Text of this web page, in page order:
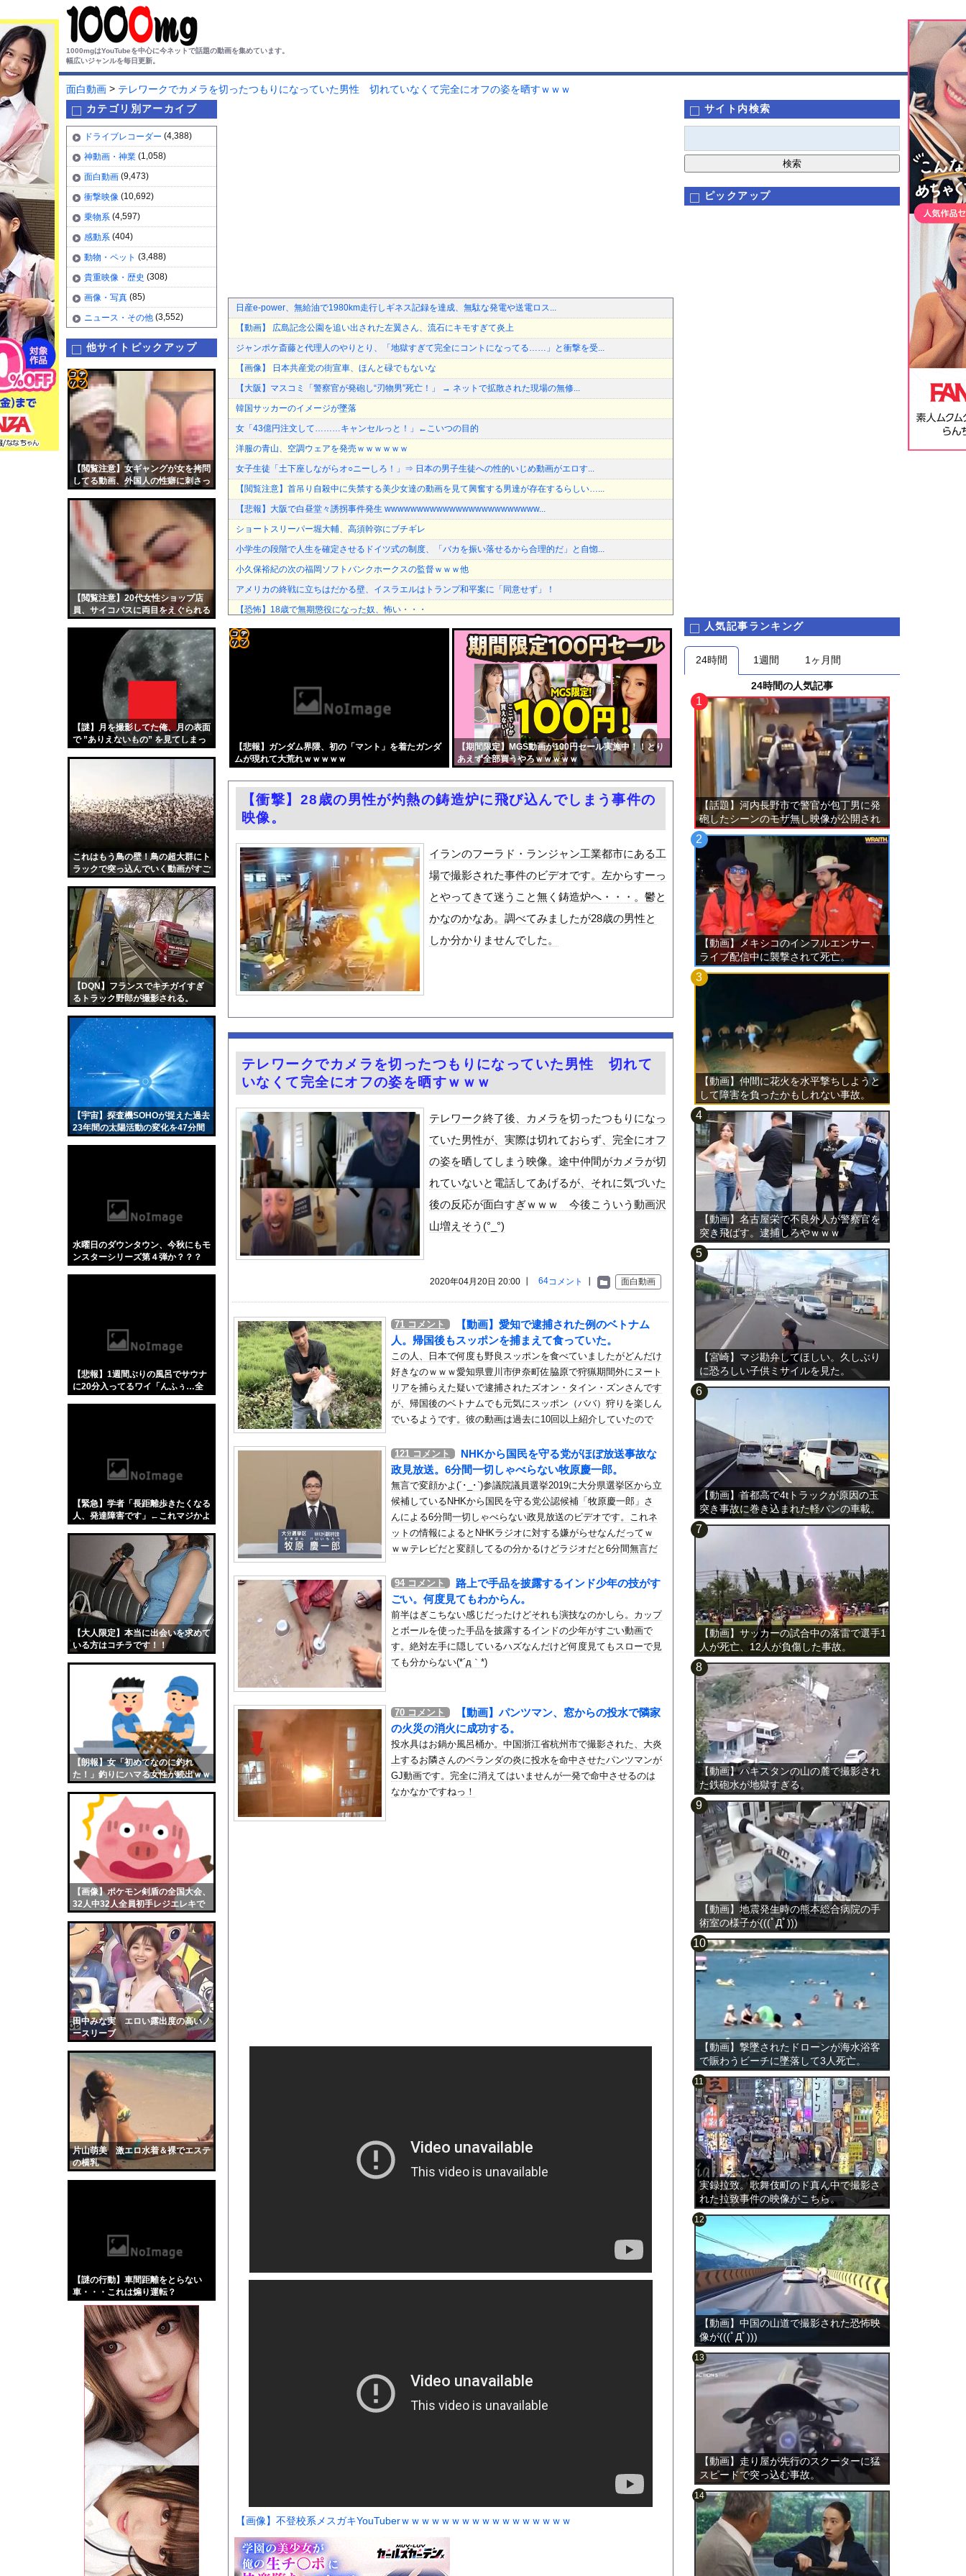
1000mgはYouTubeを中心に今ネットで話題の動画を集めています。
幅広いジャンルを毎日更新。
面白動画 > テレワークでカメラを切ったつもりになっていた男性 切れていなくて完全にオフの姿を晒すｗｗｗ
カテゴリ別アーカイブ
ドライブレコーダー (4,388)
神動画・神業 (1,058)
面白動画 (9,473)
衝撃映像 (10,692)
乗物系 (4,597)
感動系 (404)
動物・ペット (3,488)
貴重映像・歴史 (308)
画像・写真 (85)
ニュース・その他 (3,552)
他サイトピックアップ
【閲覧注意】女ギャングが女を拷問
してる動画、外国人の性癖に刺さっ
【閲覧注意】20代女性ショップ店
員、サイコパスに両目をえぐられる
【謎】月を撮影してた俺、月の表面
で ”ありえないもの” を見てしまっ
これはもう鳥の壁！鳥の超大群にト
ラックで突っ込んでいく動画がすご
【DQN】フランスでキチガイすぎ
るトラック野郎が撮影される。
【宇宙】探査機SOHOが捉えた過去
23年間の太陽活動の変化を47分間
水曜日のダウンタウン、今秋にもモ
ンスターシリーズ第４弾か？？？
【悲報】1週間ぶりの風呂でサウナ
に20分入ってるワイ「んふぅ…全
【緊急】学者「長距離歩きたくなる
人、発達障害です」←これマジかよ
【大人限定】本当に出会いを求めて
いる方はコチラです！！
【朗報】女「初めてなのに釣れ
た！」釣りにハマる女性が続出ｗｗ
【画像】ポケモン剣盾の全国大会、
32人中32人全員初手レジエレキで
田中みな実 エロい露出度の高いノ
ースリーブ
片山萌美 激エロ水着＆裸でエステ
の横乳
【謎の行動】車間距離をとらない
車・・・これは煽り運転？
コテ
リン
- 固
定リ
ンク
自動
ツー
日産e-power、無給油で1980km走行しギネス記録を達成、無駄な発電や送電ロス...
【動画】 広島記念公園を追い出された左翼さん、流石にキモすぎて炎上
ジャンポケ斎藤と代理人のやりとり、「地獄すぎて完全にコントになってる……」と衝撃を受...
【画像】 日本共産党の街宣車、ほんと碌でもないな
【大阪】マスコミ「警察官が発砲し“刃物男”死亡！」 → ネットで拡散された現場の無修...
韓国サッカーのイメージが墜落
女「43億円注文して………キャンセルっと！」←こいつの目的
洋服の青山、空調ウェアを発売ｗｗｗｗｗｗ
女子生徒「土下座しながらオ○ニーしろ！」⇒ 日本の男子生徒への性的いじめ動画がエロす...
【閲覧注意】首吊り自殺中に失禁する美少女達の動画を見て興奮する男達が存在するらしい…...
【悲報】大阪で白昼堂々誘拐事件発生 wwwwwwwwwwwwwwwwwwwwwwww...
ショートスリーパー堀大輔、高須幹弥にブチギレ
小学生の段階で人生を確定させるドイツ式の制度、「バカを振い落せるから合理的だ」と自惚...
小久保裕紀の次の福岡ソフトバンクホークスの監督ｗｗｗ他
アメリカの終戦に立ちはだかる壁、イスラエルはトランプ和平案に「同意せず」！
【恐怖】18歳で無期懲役になった奴、怖い・・・
【波乗り納豆NG？】 余計なもん食わないで納豆食っときゃ間違いないことが判明した
【甲子園】青森山田が暑さ対策でユニ一新 ボタン廃止でTシャツ素材ｗｗｗ
エロ漫画『後輩の小悪魔地雷女子をデカチンで理解らせる話』をrawやhitomiを使わ...
日本をダメにした総理大臣、ワースト１位が同点でこの人ｗｗｗｗｗｗ
【悲報】トレパク絵師の江口寿史さん、開き直って言い訳してしまう。全く反省してないと話...
【悲報】ショートスリーパー堀大輔さん、リスナーから「寝たほうがいい！」と言われてガチ...
国税局職員（25）、税務調査で知り合った納税者の自宅に出入りしお小遣い1億5000万...
佐藤寛子、ヌード乳首濡れ場がエロ過ぎる！ヘアヌード写真集の全裸、全盛期グラビア、最高...
【芸能】元EXILE・黒木啓司、妻・宮崎麗果被告へのDV事案で逮捕されていた 宮崎は...
過給なしで420ps。しかもL型エンジン…このS31Zいくらかかってるんだ…
嫁がいる前で半ケツ見せて不倫を誘う保育士の永野紬さん
渡邊渚さん「私がPTSDと診断された当時、世間はまだPTSDという言葉は浸透されてい...
職場の人妻と不倫をして、ついに、、、
中国「台風接近！」台風13号「三峡直撃予測」中国「上流大洪水！（三峡上流」中国都市「...
韓国国会、サッカー前代表監督を追及「なぜ負けたのか」
日本旅行キャンセルすべきか…1万年ぶり史上最大級の火山の兆し＝韓国の反応
うちのネコが目の前にいた。私が上に物を投げるフリをする → 猫はこうなります…
【動画】手術中に熊本地震直撃やばすぎる
【悲報】ロシア、じわじわと逝き始める
今の時期 河口で釣れる美味い魚教えて
『BanG Dream! Ave Mujica』7話感想 再び集まる5人！最後のCR...
【動画】中国製自動車のプラスチック部品強度がこちらｗｗｗｗｗｗｗｗｗ
【Mステ】西川貴教さん 魅惑のマーメイドすぎるｗｗｗｗｗｗｗｗ
姫野美南アナ ピタピタ衣装でインタビュー、胸くっきり！！【GIF動画あり】
【悲報】埼玉県、何も観光地がない・・・
FANZAで夏の動画50％OFFキャンペーン第4弾が始まったぞー！
【画像】カップラーメン食べるんだけどどれがいいかな！？w
【朗報】ヒカキンなんと実質200万円以上の支援物資を寄付してしまう・・・
【Xの車窓から】オービスかと思ったら野生の炊飯器で草 ほか
【ポロリ悲話】ネットで拡散してるおっぱいポロリ動画、何故か叩かれる・・・
【衝撃】「かわいい虫」ランキング、ついに発表される
【エ□漫画】 エ●チでだらしなく変貌してしまったいとこのお姉ちゃんにチン○ン搾り取ら...
『広島燃ゆ』と『ヤクルト燃ゆ』を比較←カープファンの反応「新井監督2年目と似ている」
【画像】 はいだしょうこ（47）「こんなオバサンでいいの…？」
スペイン「凄すぎるわ」19歳MF佐藤龍之介、圧巻ゴール！名門バレンシアで衝撃デビュー...
韓国のサッカー協会、W杯予選等を裁くために訪韓した外国人審判を「性接待」していた……...
『暗黒騎士ガイア』って今思えば微妙なカードだよな
【ウマ娘】海外のファンアートからしか得られない栄養素がある。←「おデジ以外味付けが濃...
モスバーガー営業利益-52.9%、マクドナルド営業利益+15.2%他
【悲報】リュウジ氏、冷やし中華を完全否定した『理由』、ガチでヤバイ・・・・・・
【動画】名古屋栄で不良外人が警察官を突き飛ばす。逮捕しろやｗｗｗ
【朗報】マツダ、新型CX-5が売れて黒字転換！！
【朗報】
AKB小栗有以ﾁｬﾝと伊藤百花ﾁｬﾝの 手作りお弁当が食べれるイベント...
海外「日本人はなんて気高いんだ！」 英高級紙も驚愕した極限の中の日本人の姿に世界が衝...
韓国人「熊本地震で見る日本の土木技術の完全勝利をご覧ください」→「これはすごいわ」「...
日本人女性インフルエンサー、ライブ配信中に自殺
【画像】おまえらくんの机がこの女の子の椅子にされてたらｗｗｗ
【画像】この女優さん、可愛すぎる
【朗報】齋藤飛鳥、前屈みで完全に見えてる動画が拡散されてしまう…
海外「日本よ、お前がナンバーワンだ」 熊本地震直後の日本の対応のスピードに世界が衝撃
勇気を出して白人美女にチン凸したアジア人短小男
、爆笑されてしまうｗｗｗ
10年もの間浮気してた嫁。まさかと思い長男のDNA鑑定をするがいいな？と問うと、元嫁...
ウクライナ侵攻以降、ロシア軍兵士のHIV感染が2000％急増…ウクライナメディア！
【配信者】「金バエ」のSNS更新が1週間途絶え、様々な憶測が飛び交う。1週間ぶりの投...
【画像】女の子「危機管理フォーーーーム！！！」
【黒歴史】こういう昔の大学ヤリサーの流出エロ動画（顔出し）が一番抜ける
韓国人「安貞桓が韓国代表に激怒！『惨憺たる結果、徹底的な刷新が必要だ』と監督や協会を...
ケンタッキーとか言う唐揚げ屋ｗｗｗｗｗ
【緊急】肛門にスティックのり入れたけど出てこないの！！
Powered by livedoor 相互RSS
が管理しています。 RSS設定 更新順130件まで。それ以降の古いものは表
【悲報】ガンダム界隈、初の「マント」を着たガンダ
ムが現れて大荒れｗｗｗｗｗ
【期間限定】MGS動画が100円セール実施中！！とり
あえず全部買うやろｗｗｗｗｗ
自動
更新
【衝撃】28歳の男性が灼熱の鋳造炉に飛び込んでしまう事件の
映像。
イランのフーラド・ランジャン工業都市にある工
場で撮影された事件のビデオです。左からすーっ
とやってきて迷うこと無く鋳造炉へ・・・。鬱と
かなのかなあ。調べてみましたが28歳の男性と
しか分かりませんでした。
テレワークでカメラを切ったつもりになっていた男性 切れて
いなくて完全にオフの姿を晒すｗｗｗ
テレワーク終了後、カメラを切ったつもりになっ
ていた男性が、実際は切れておらず、完全にオフ
の姿を晒してしまう映像。途中仲間がカメラが切
れていないと電話してあげるが、それに気づいた
後の反応が面白すぎｗｗｗ 今後こういう動画沢
山増えそう(°_°)
面白動画
64コメント
2020年04月20日 20:00 ┃
71 コメント
【動画】愛知で逮捕された例のベトナム
人。帰国後もスッポンを捕まえて食っていた。
この人、日本で何度も野良スッポンを食べていましたがどんだけ
好きなのｗｗｗ愛知県豊川市伊奈町佐脇原で狩猟期間外にヌート
リアを捕らえた疑いで逮捕されたズオン・タイン・ズンさんです
が、帰国後のベトナムでも元気にスッポン（ババ）狩りを楽しん
でいるようです。彼の動画は過去に10回以上紹介していたので
ていたようだけど、帰国後は再生数が減っちゃいましたね。
121 コメント
NHKから国民を守る党がほぼ放送事故な
政見放送。6分間一切しゃべらない牧原慶一郎。
無言で変顔かよ(´･_･`)参議院議員選挙2019に大分県選挙区から立
候補しているNHKから国民を守る党公認候補「牧原慶一郎」さ
んによる6分間一切しゃべらない政見放送のビデオです。これネ
ットの情報によるとNHKラジオに対する嫌がらせなんだってｗ
ｗｗテレビだと変顔してるの分かるけどラジオだと6分間無言だ
94 コメント
路上で手品を披露するインド少年の技がす
ごい。何度見てもわからん。
前半はぎこちない感じだったけどそれも演技なのかしら。カップ
とボールを使った手品を披露するインドの少年がすごい動画で
す。絶対左手に隠しているハズなんだけど何度見てもスローで見
ても分からない(*´д｀*)
70 コメント
【動画】パンツマン、窓からの投水で隣家
の火災の消火に成功する。
投水具はお鍋か風呂桶か。中国浙江省杭州市で撮影された、大炎
上するお隣さんのベランダの炎に投水を命中させたパンツマンが
GJ動画です。完全に消えてはいませんが一発で命中させるのは
なかなかですねっ！
【画像】不登校系メスガキYouTuberｗｗｗｗｗｗｗｗｗｗｗｗｗｗｗｗｗ
サイト内検索
ピックアップ
人気記事ランキング
24時間 1週間 1ヶ月間
24時間の人気記事
【話題】河内長野市で警官が包丁男に発
砲したシーンのモザ無し映像が公開され
る。
【動画】メキシコのインフルエンサー、
ライブ配信中に襲撃されて死亡。
【動画】仲間に花火を水平撃ちしようと
して障害を負ったかもしれない事故。
【動画】名古屋栄で不良外人が警察官を
突き飛ばす。逮捕しろやｗｗｗ
【宮崎】マジ勘弁してほしい。久しぶり
に恐ろしい子供ミサイルを見た。
【動画】首都高で4tトラックが原因の玉
突き事故に巻き込まれた軽バンの車載。
【動画】サッカーの試合中の落雷で選手1
人が死亡、12人が負傷した事故。
【動画】パキスタンの山の麓で撮影され
た鉄砲水が地獄すぎる。
【動画】地震発生時の熊本総合病院の手
術室の様子が(((ﾟДﾟ)))
【動画】撃墜されたドローンが海水浴客
で賑わうビーチに墜落して3人死亡。
実録拉致。歌舞伎町のド真ん中で撮影さ
れた拉致事件の映像がこちら。
【動画】中国の山道で撮影された恐怖映
像が(((ﾟДﾟ)))
【動画】走り屋が先行のスクーターに猛
スピードで突っ込む事故。